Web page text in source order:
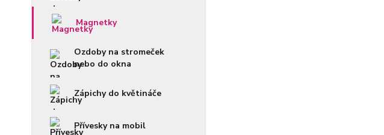
Magnetky
Ozdoby na stromeček
nebo do okna
Zápichy do květináče
Přívesky na mobil